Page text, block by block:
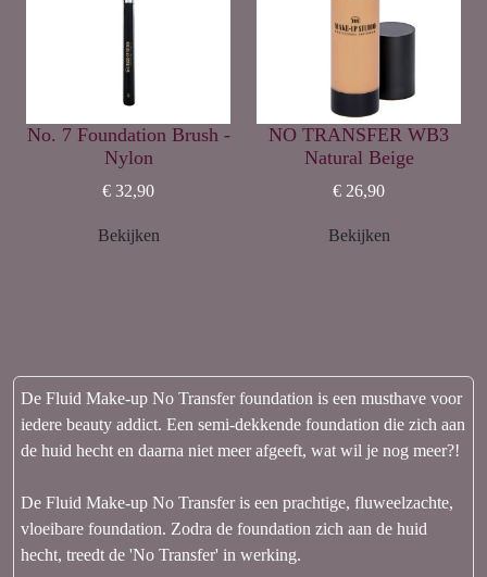
No. 7 Foundation Brush -
Nylon
€ 32,90
Bekijken
NO TRANSFER WB3
Natural Beige
€ 26,90
Bekijken
De Fluid Make-up No Transfer foundation is een musthave voor
iedere beauty addict. Een semi-dekkende foundation die zich aan
de huid hecht en daarna niet meer afgeeft, wat wil je nog meer?!
De Fluid Make-up No Transfer is een prachtige, fluweelzachte,
vloeibare foundation. Zodra de foundation zich aan de huid
hecht, treedt de 'No Transfer' in werking.